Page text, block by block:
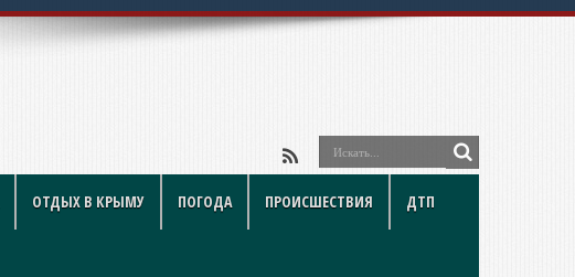
ОТДЫХ В КРЫМУ ПОГОДА ПРОИСШЕСТВИЯ ДТП